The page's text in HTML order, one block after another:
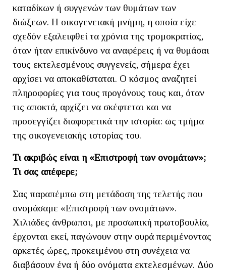
καταδίκων ή συγγενών των θυμάτων των
διώξεων. Η οικογενειακή μνήμη, η οποία είχε
σχεδόν εξαλειφθεί τα χρόνια της τρομοκρατίας,
όταν ήταν επικίνδυνο να αναφέρεις ή να θυμάσαι
τους εκτελεσμένους συγγενείς, σήμερα έχει
αρχίσει να αποκαθίσταται. Ο κόσμος αναζητεί
πληροφορίες για τους προγόνους τους και, όταν
τις αποκτά, αρχίζει να σκέφτεται και να
προσεγγίζει διαφορετικά την ιστορία: ως τμήμα
της οικογενειακής ιστορίας του.
Τι ακριβώς είναι η «Επιστροφή των ονομάτων»;
Τι σας απέφερε;
Σας παραπέμπω στη μετάδοση της τελετής που
ονομάσαμε «Επιστροφή των ονομάτων».
Χιλιάδες άνθρωποι, με προσωπική πρωτοβουλία,
έρχονται εκεί, παγώνουν στην ουρά περιμένοντας
αρκετές ώρες, προκειμένου στη συνέχεια να
διαβάσουν ένα ή δύο ονόματα εκτελεσμένων. Δύο